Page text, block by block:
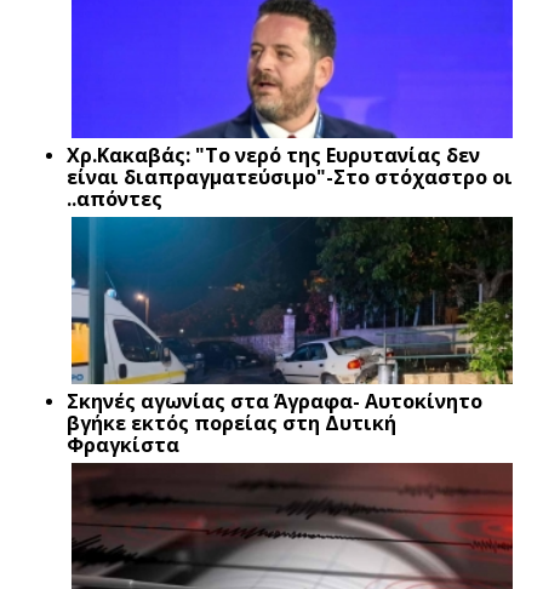
Xρ.Κακαβάς: "Το νερό της Ευρυτανίας δεν
είναι διαπραγματεύσιμο"-Στο στόχαστρο οι
..απόντες
Σκηνές αγωνίας στα Άγραφα- Αυτοκίνητο
βγήκε εκτός πορείας στη Δυτική
Φραγκίστα